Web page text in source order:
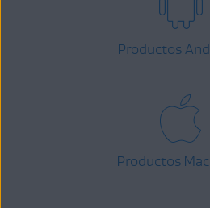
Productos
Productos